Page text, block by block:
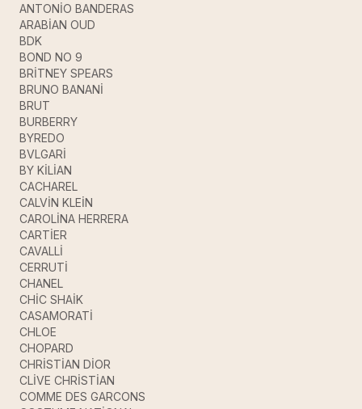
ANTONİO BANDERAS
ARABİAN OUD
BDK
BOND NO 9
BRİTNEY SPEARS
BRUNO BANANİ
BRUT
BURBERRY
BYREDO
BVLGARİ
BY KİLİAN
CACHAREL
CALVİN KLEİN
CAROLİNA HERRERA
CARTİER
CAVALLİ
CERRUTİ
CHANEL
CHİC SHAİK
CASAMORATİ
CHLOE
CHOPARD
CHRİSTİAN DİOR
CLİVE CHRİSTİAN
COMME DES GARCONS